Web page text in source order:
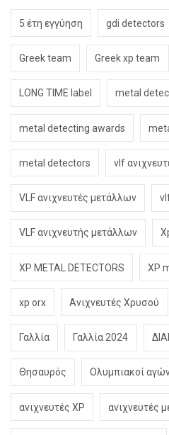
5 έτη εγγύηση gdi detectors
Greek team Greek xp team
LONG TIME label metal
metal detecting awards
metal detectors vlf
VLF ανιχνευτές μετάλλων
VLF ανιχνευτής μετάλλων
XP METAL DETECTORS XP
xp orx Ανιχνευτές Χρυσού
Γαλλία Γαλλία 2024
Θησαυρός Ολυμπιακοί
ανιχνευτές XP ανιχνευτές